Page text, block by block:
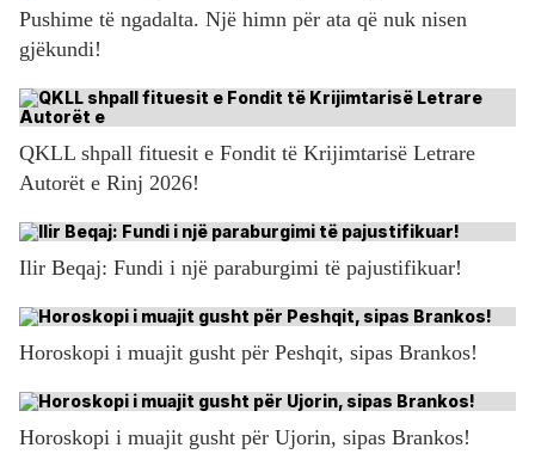
Pushime të ngadalta. Një himn për ata që nuk nisen
gjëkundi!
QKLL shpall fituesit e Fondit të Krijimtarisë Letrare
Autorët e Rinj 2026!
Ilir Beqaj: Fundi i një paraburgimi të pajustifikuar!
Horoskopi i muajit gusht për Peshqit, sipas Brankos!
Horoskopi i muajit gusht për Ujorin, sipas Brankos!